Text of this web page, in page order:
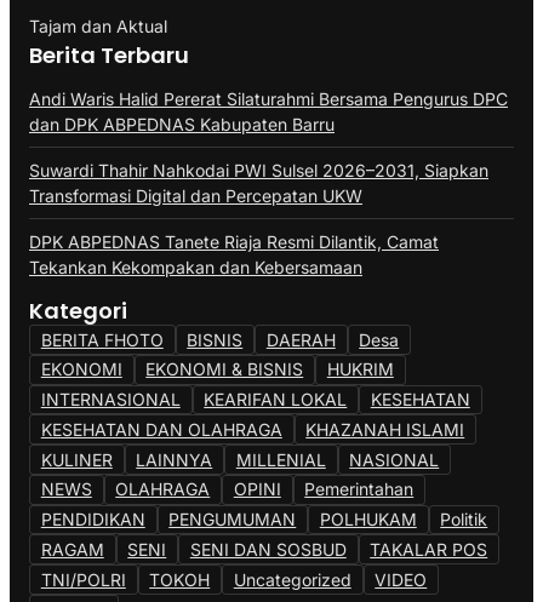
Tajam dan Aktual
Berita Terbaru
Andi Waris Halid Pererat Silaturahmi Bersama Pengurus DPC
dan DPK ABPEDNAS Kabupaten Barru
Suwardi Thahir Nahkodai PWI Sulsel 2026–2031, Siapkan
Transformasi Digital dan Percepatan UKW
DPK ABPEDNAS Tanete Riaja Resmi Dilantik, Camat
Tekankan Kekompakan dan Kebersamaan
Kategori
BERITA FHOTO BISNIS DAERAH
Desa
EKONOMI
EKONOMI & BISNIS
HUKRIM
INTERNASIONAL
KEARIFAN LOKAL
KESEHATAN
KESEHATAN DAN OLAHRAGA
KHAZANAH ISLAMI
KULINER
LAINNYA MILLENIAL
NASIONAL
NEWS
OLAHRAGA OPINI
Pemerintahan
PENDIDIKAN
PENGUMUMAN POLHUKAM
Politik
RAGAM
SENI SENI DAN SOSBUD
TAKALAR POS
TNI/POLRI
TOKOH Uncategorized
VIDEO